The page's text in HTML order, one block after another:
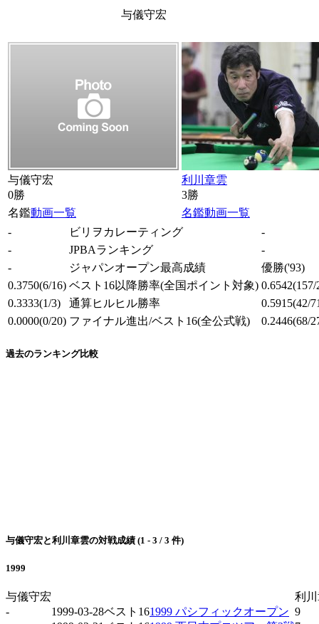
与儀守宏
与儀守宏
0勝
利川章雲
3勝
名鑑動画一覧 名鑑動画一覧
-
ビリヲカレーティング
-
-
JPBAランキング
-
-
ジャパンオープン最高成績 優勝('93)
0.3750(6/16) ベスト16以降勝率(全国ポイント対象) 0.6542(157/
0.3333(1/3) 通算ヒルヒル勝率 0.5915(42/
0.0000(0/20) ファイナル進出/ベスト16(全公式戦) 0.2446(68/
過去のランキング比較
与儀守宏と利川章雲の対戦成績 (1 - 3 / 3 件)
1999
与儀守宏
利
-
1999-03-28ベスト161999 パシフィックオープン 9